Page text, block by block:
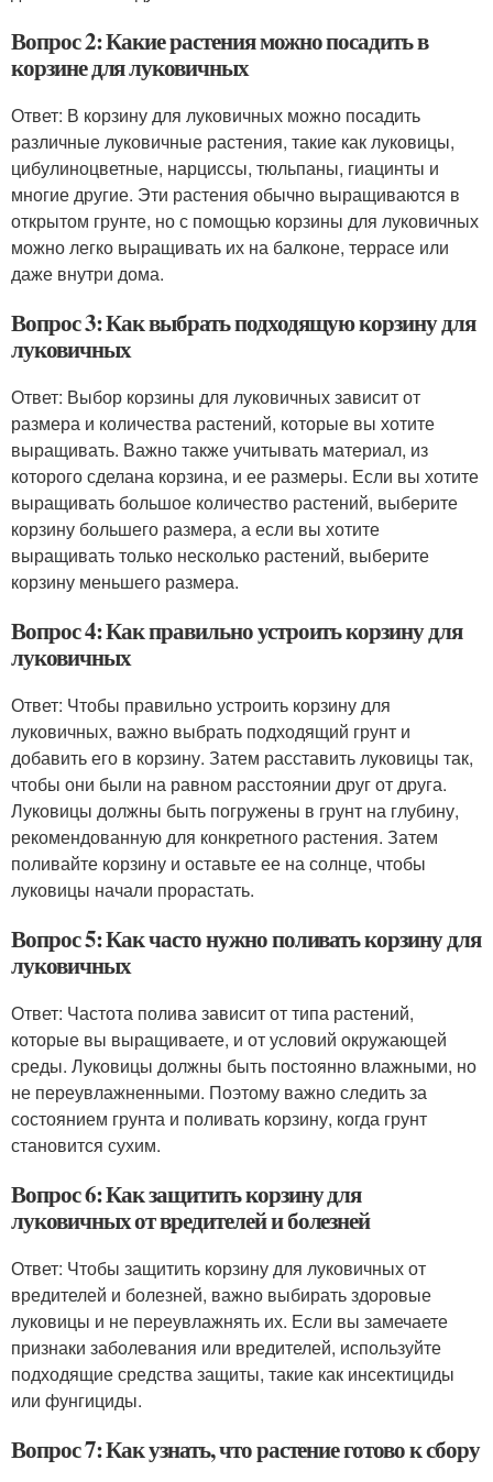
Вопрос 2: Какие растения можно посадить в
корзине для луковичных
Ответ: В корзину для луковичных можно посадить
различные луковичные растения, такие как луковицы,
цибулиноцветные, нарциссы, тюльпаны, гиацинты и
многие другие. Эти растения обычно выращиваются в
открытом грунте, но с помощью корзины для луковичных
можно легко выращивать их на балконе, террасе или
даже внутри дома.
Вопрос 3: Как выбрать подходящую корзину для
луковичных
Ответ: Выбор корзины для луковичных зависит от
размера и количества растений, которые вы хотите
выращивать. Важно также учитывать материал, из
которого сделана корзина, и ее размеры. Если вы хотите
выращивать большое количество растений, выберите
корзину большего размера, а если вы хотите
выращивать только несколько растений, выберите
корзину меньшего размера.
Вопрос 4: Как правильно устроить корзину для
луковичных
Ответ: Чтобы правильно устроить корзину для
луковичных, важно выбрать подходящий грунт и
добавить его в корзину. Затем расставить луковицы так,
чтобы они были на равном расстоянии друг от друга.
Луковицы должны быть погружены в грунт на глубину,
рекомендованную для конкретного растения. Затем
поливайте корзину и оставьте ее на солнце, чтобы
луковицы начали прорастать.
Вопрос 5: Как часто нужно поливать корзину для
луковичных
Ответ: Частота полива зависит от типа растений,
которые вы выращиваете, и от условий окружающей
среды. Луковицы должны быть постоянно влажными, но
не переувлажненными. Поэтому важно следить за
состоянием грунта и поливать корзину, когда грунт
становится сухим.
Вопрос 6: Как защитить корзину для
луковичных от вредителей и болезней
Ответ: Чтобы защитить корзину для луковичных от
вредителей и болезней, важно выбирать здоровые
луковицы и не переувлажнять их. Если вы замечаете
признаки заболевания или вредителей, используйте
подходящие средства защиты, такие как инсектициды
или фунгициды.
Вопрос 7: Как узнать, что растение готово к сбору